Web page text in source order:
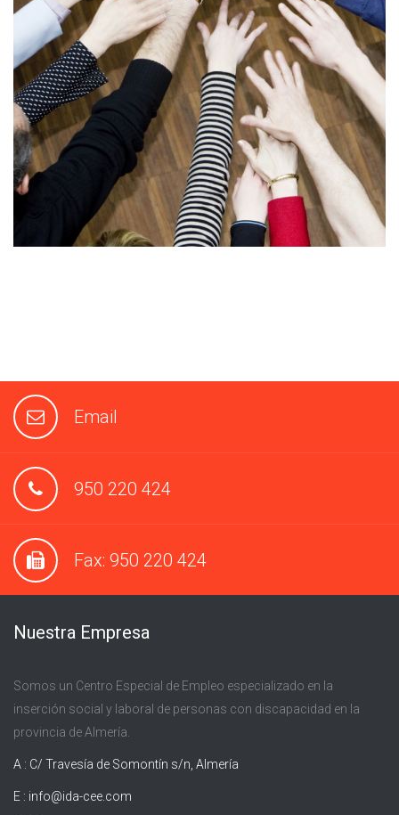
Email
950 220 424
Fax: 950 220 424
Nuestra Empresa
Somos un Centro Especial de Empleo especializado en la
inserción social y laboral de personas con discapacidad en la
provincia de Almería.
A : C/ Travesía de Somontín s/n, Almería
E : info@ida-cee.com